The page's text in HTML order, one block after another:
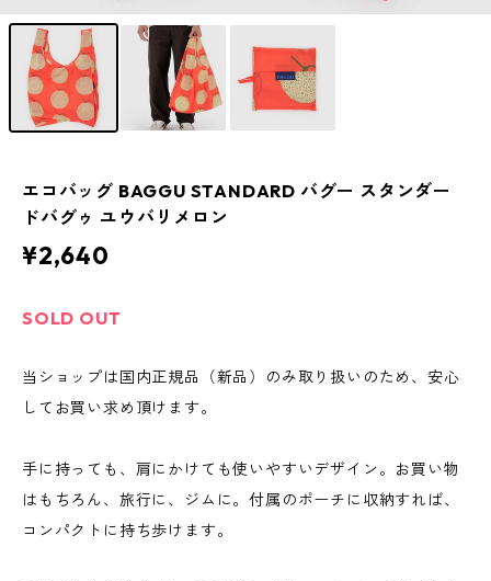
エコバッグ BAGGU STANDARD バグー スタンダー
ドバグゥ ユウバリメロン
¥2,640
SOLD OUT
当ショップは国内正規品（新品）のみ取り扱いのため、安心
してお買い求め頂けます。
手に持っても、肩にかけても使いやすいデザイン。お買い物
はもちろん、旅行に、ジムに。付属のポーチに収納すれば、
コンパクトに持ち歩けます。